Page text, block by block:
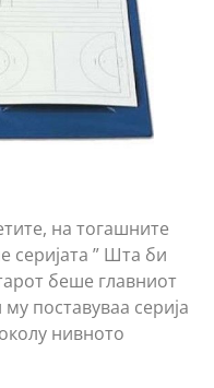
на тогашните
серијата ” Штa би
беше главниот
поставуваа серија
нивното